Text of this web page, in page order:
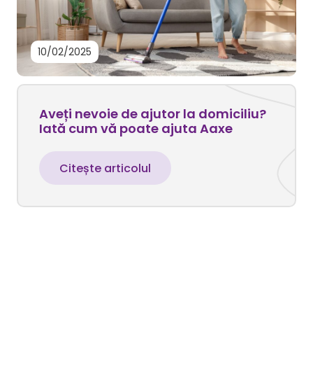
10/02/2025
Aveți nevoie de ajutor la domiciliu?
Iată cum vă poate ajuta Aaxe
Citește articolul